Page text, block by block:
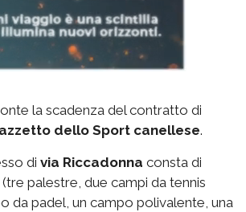
la scadenza del contratto di
dello Sport canellese.
di via Riccadonna consta di
palestre, due campi da tennis
da padel, un campo polivalente, una